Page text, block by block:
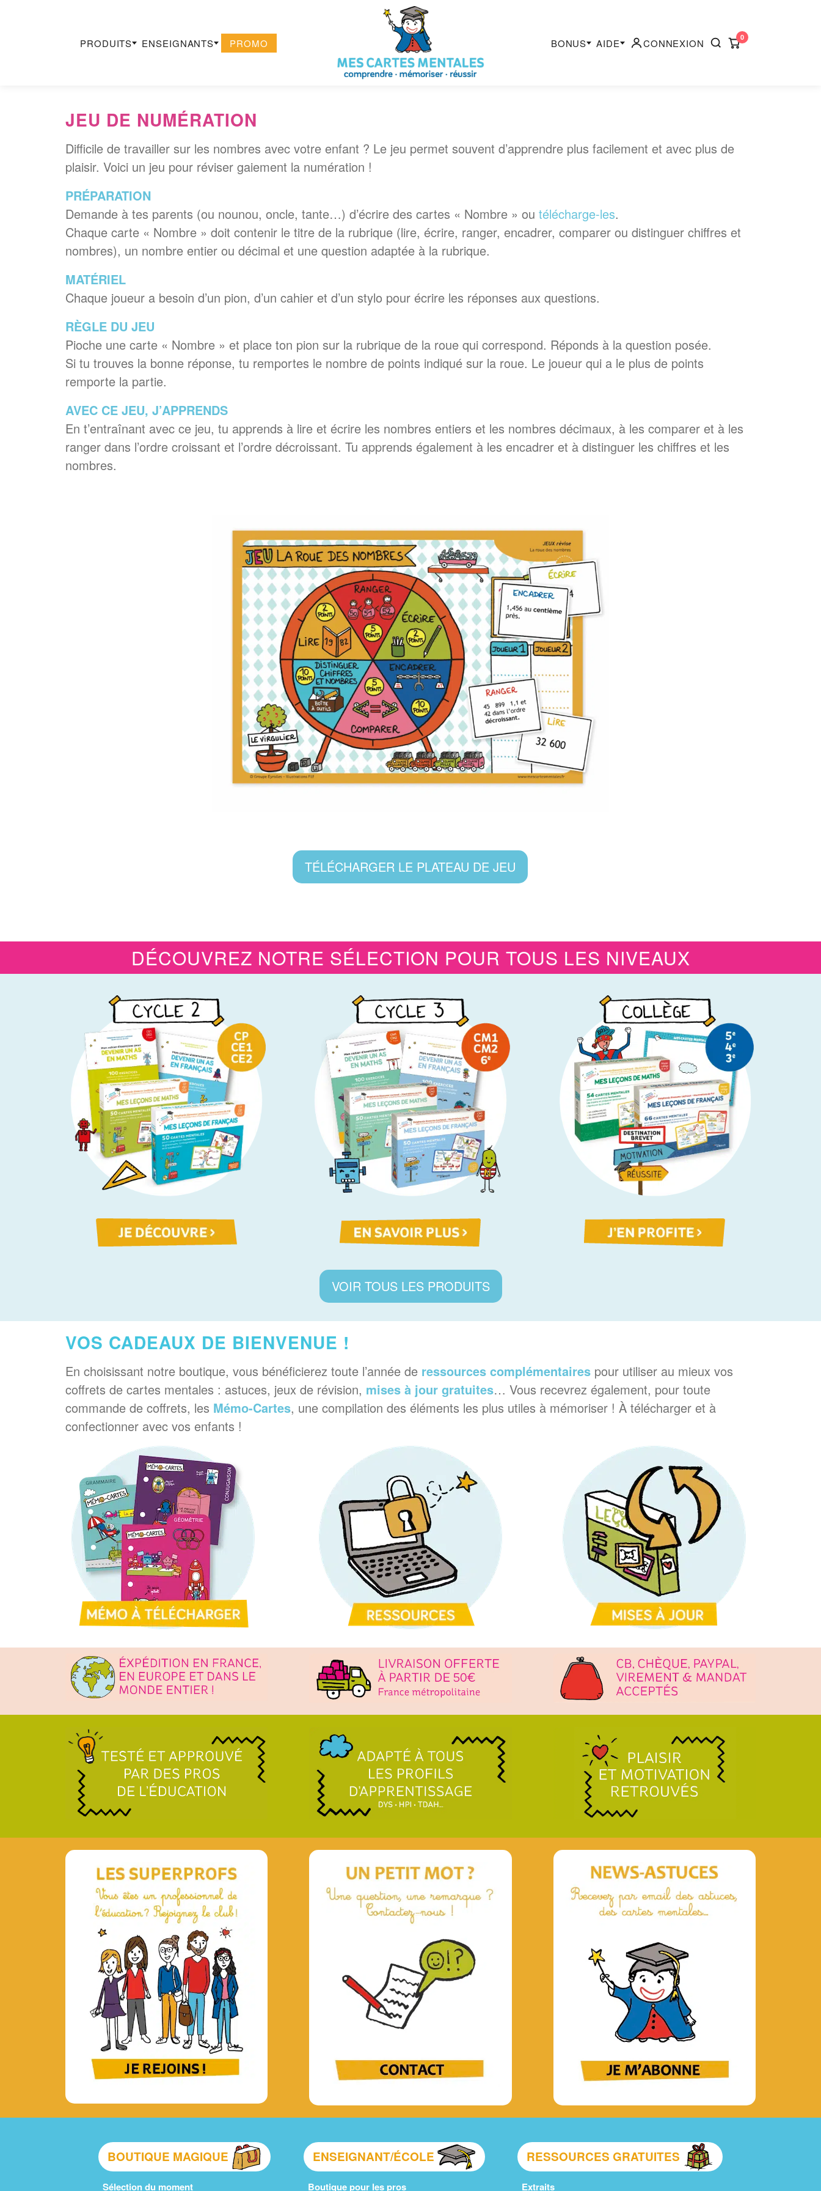
PRODUITS ENSEIGNANTS PROMO BONUS AIDE CONNEXION 0
JEU DE NUMÉRATION
Difficile de travailler sur les nombres avec votre enfant ? Le jeu permet souvent d’apprendre plus facilement et avec plus de
plaisir. Voici un jeu pour réviser gaiement la numération !
PRÉPARATION
Demande à tes parents (ou nounou, oncle, tante…) d’écrire des cartes « Nombre » ou télécharge-les.
Chaque carte « Nombre » doit contenir le titre de la rubrique (lire, écrire, ranger, encadrer, comparer ou distinguer chiffres et
nombres), un nombre entier ou décimal et une question adaptée à la rubrique.
MATÉRIEL
Chaque joueur a besoin d’un pion, d’un cahier et d’un stylo pour écrire les réponses aux questions.
RÈGLE DU JEU
Pioche une carte « Nombre » et place ton pion sur la rubrique de la roue qui correspond. Réponds à la question posée.
Si tu trouves la bonne réponse, tu remportes le nombre de points indiqué sur la roue. Le joueur qui a le plus de points
remporte la partie.
AVEC CE JEU, J’APPRENDS
En t’entraînant avec ce jeu, tu apprends à lire et écrire les nombres entiers et les nombres décimaux, à les comparer et à les
ranger dans l’ordre croissant et l’ordre décroissant. Tu apprends également à les encadrer et à distinguer les chiffres et les
nombres.
TÉLÉCHARGER LE PLATEAU DE JEU
DÉCOUVREZ NOTRE SÉLECTION POUR TOUS LES NIVEAUX
VOIR TOUS LES PRODUITS
VOS CADEAUX DE BIENVENUE !
En choisissant notre boutique, vous bénéficierez toute l’année de ressources complémentaires pour utiliser au mieux vos
coffrets de cartes mentales : astuces, jeux de révision, mises à jour gratuites… Vous recevrez également, pour toute
commande de coffrets, les Mémo-Cartes, une compilation des éléments les plus utiles à mémoriser ! À télécharger et à
confectionner avec vos enfants !
BOUTIQUE MAGIQUE
Sélection du moment
ENSEIGNANT/ÉCOLE
Boutique pour les pros
RESSOURCES GRATUITES
Extraits